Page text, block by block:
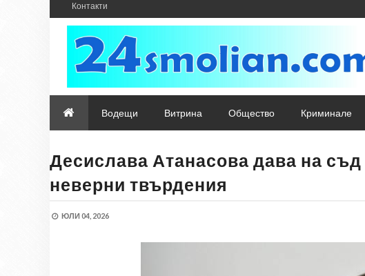
Контакти
Водещи Витрина Общество Криминале
Десислава Атанасова дава на
неверни твърдения
ЮЛИ 04, 2026